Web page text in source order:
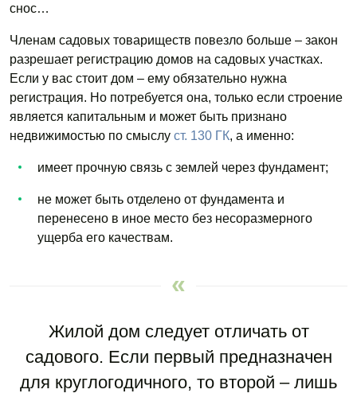
снос…
Членам садовых товариществ повезло больше – закон
разрешает регистрацию домов на садовых участках.
Если у вас стоит дом – ему обязательно нужна
регистрация. Но потребуется она, только если строение
является капитальным и может быть признано
недвижимостью по смыслу ст. 130 ГК, а именно:
имеет прочную связь с землей через фундамент;
не может быть отделено от фундамента и
перенесено в иное место без несоразмерного
ущерба его качествам.
Жилой дом следует отличать от
садового. Если первый предназначен
для круглогодичного, то второй – лишь